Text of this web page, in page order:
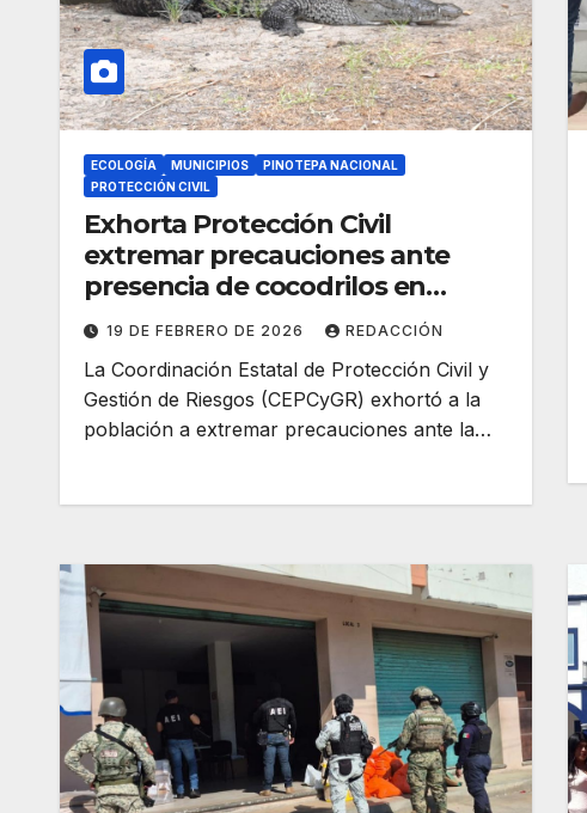
ECOLOGÍA MUNICIPIOS
PINOTEPA NACIONAL
PROTECCIÓN CIVIL
Exhorta Protección Civil
extremar precauciones ante
presencia de cocodrilos en
cuerpos de agua de Pinotepa
Nacional
19 DE FEBRERO DE 2026 REDACCIÓN
La Coordinación Estatal de Protección Civil y
Gestión de Riesgos (CEPCyGR) exhortó a la
población a extremar precauciones ante la…